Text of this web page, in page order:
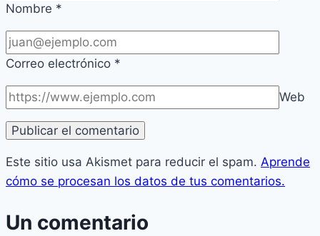
Nombre *
Correo electrónico *
Web
Este sitio usa Akismet para reducir el spam. Aprende
cómo se procesan los datos de tus comentarios.
Un comentario